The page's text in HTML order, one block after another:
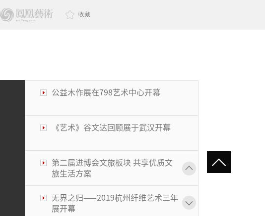
收藏
公益木作展在798艺术中心开幕
《艺术》谷文达回顾展于武汉开幕
第二届进博会文旅板块 共享优质文
旅生活方案
无界之归——2019杭州纤维艺术三年
展开幕